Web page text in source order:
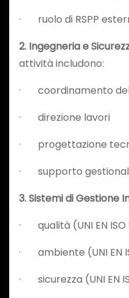
· ruolo di RSPP
2. Ingegneria e
attività includono:
· coordinamento
· direzione lavori
· progettazione
· supporto
3. Sistemi di Gestione
· qualità (UNI EN ISO
· ambiente (UNI EN
· sicurezza (UNI EN